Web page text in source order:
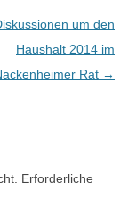
um den
Haushalt 2014 im
Rat →
Erforderliche